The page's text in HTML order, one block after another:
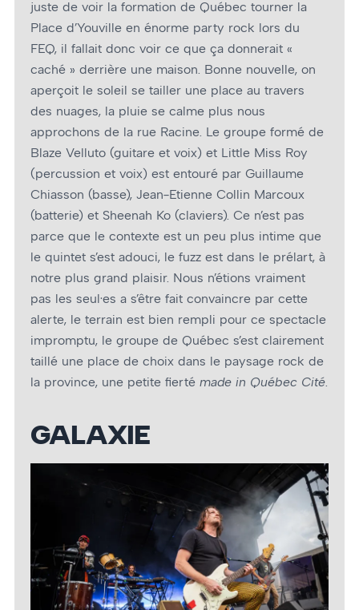
juste de voir la formation de Québec tourner la
Place d’Youville en énorme party rock lors du
FEQ, il fallait donc voir ce que ça donnerait «
caché » derrière une maison. Bonne nouvelle, on
aperçoit le soleil se tailler une place au travers
des nuages, la pluie se calme plus nous
approchons de la rue Racine. Le groupe formé de
Blaze Velluto (guitare et voix) et Little Miss Roy
(percussion et voix) est entouré par Guillaume
Chiasson (basse), Jean-Etienne Collin Marcoux
(batterie) et Sheenah Ko (claviers). Ce n’est pas
parce que le contexte est un peu plus intime que
le quintet s’est adouci, le fuzz est dans le prélart, à
notre plus grand plaisir. Nous n’étions vraiment
pas les seul·es a s’être fait convaincre par cette
alerte, le terrain est bien rempli pour ce spectacle
impromptu, le groupe de Québec s’est clairement
taillé une place de choix dans le paysage rock de
la province, une petite fierté made in Québec Cité
GALAXIE